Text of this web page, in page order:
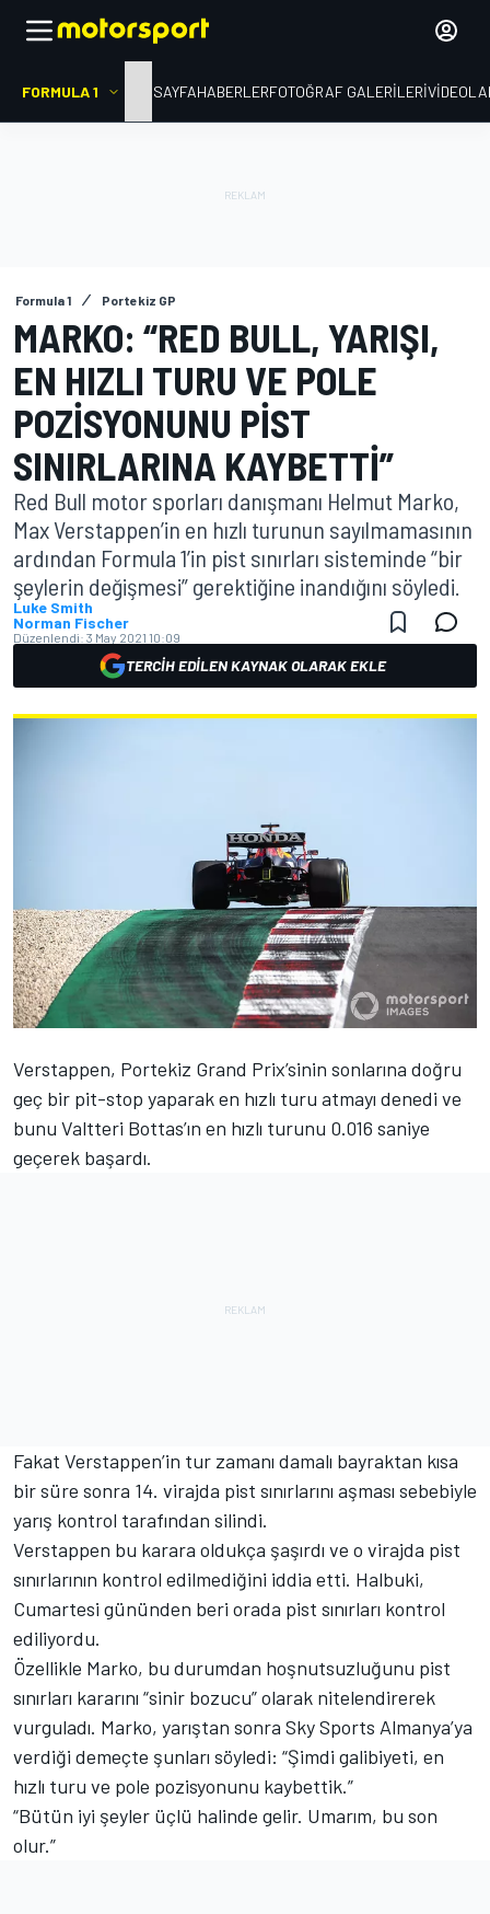
FORMULA 1 ANA SAYFAHABERLERFOTOĞRAF GALERILERI
Formula 1 Portekiz GP
MARKO: “RED BULL, YARIŞI,
EN HIZLI TURU VE POLE
POZISYONUNU PIST
SINIRLARINA KAYBETTI”
Red Bull motor sporları danışmanı Helmut Marko,
Max Verstappen’in en hızlı turunun sayılmamasının
ardından Formula 1’in pist sınırları sisteminde “bir
şeylerin değişmesi” gerektiğine inandığını söyledi.
Luke Smith
Norman Fischer
Düzenlendi: 3 May 2021 10:09
TERCIH EDILEN KAYNAK OLARAK EKLE
Verstappen, Portekiz Grand Prix’sinin sonlarına doğru
geç bir pit-stop yaparak en hızlı turu atmayı denedi ve
bunu Valtteri Bottas’ın en hızlı turunu 0.016 saniye
geçerek başardı.
Fakat Verstappen’in tur zamanı damalı bayraktan kısa
bir süre sonra 14. virajda pist sınırlarını aşması sebebiyle
yarış kontrol tarafından silindi.
Verstappen bu karara oldukça şaşırdı ve o virajda pist
sınırlarının kontrol edilmediğini iddia etti. Halbuki,
Cumartesi gününden beri orada pist sınırları kontrol
ediliyordu.
Özellikle Marko, bu durumdan hoşnutsuzluğunu pist
sınırları kararını “sinir bozucu” olarak nitelendirerek
vurguladı. Marko, yarıştan sonra Sky Sports Almanya’ya
verdiği demeçte şunları söyledi: “Şimdi galibiyeti, en
hızlı turu ve pole pozisyonunu kaybettik.”
“Bütün iyi şeyler üçlü halinde gelir. Umarım, bu son
olur.”